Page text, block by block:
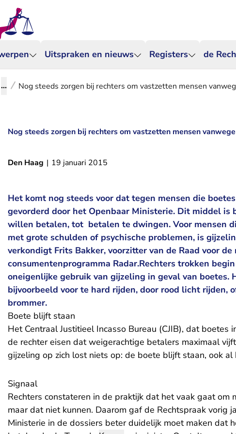
Uitspraken en nieuws Registers de
... Nog steeds zorgen bij rechters om vastzetten mensen
Nog steeds zorgen bij rechters om vastzetten mensen
Den Haag | 19 januari 2015
Het komt nog steeds voor dat tegen mensen die
gevorderd door het Openbaar Ministerie. Dit middel is
willen betalen, tot betalen te dwingen. Voor mensen
met grote schulden of psychische problemen, is
verkondigt Frits Bakker, voorzitter van de Raad voor
consumentenprogramma Radar.Rechters trokken
oneigenlijke gebruik van gijzeling in geval van boetes.
bijvoorbeeld voor te hard rijden, door rood licht rijden,
brommer.
Boete blijft staan
Het Centraal Justitieel Incasso Bureau (CJIB), dat boetes
de rechter eisen dat weigerachtige betalers maximaal
gijzeling op zich lost niets op: de boete blijft staan, ook
Signaal
Rechters constateren in de praktijk dat het vaak gaat
maar dat niet kunnen. Daarom gaf de Rechtspraak vorig
Ministerie in de dossiers beter duidelijk moet maken dat